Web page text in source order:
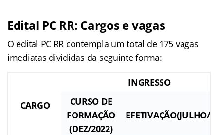
Edital PC RR: Cargos e vagas
O edital PC RR contempla um total de 175 vagas
imediatas divididas da seguinte forma:
CARGO
INGRESSO
CURSO DE
FORMAÇÃO
(DEZ/2022)
EFETIVAÇÃO(JULHO/